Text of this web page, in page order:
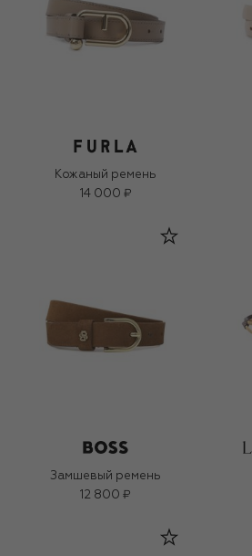
Кожаный ремень
14 000 ₽
Замшевый ремень
12 800 ₽